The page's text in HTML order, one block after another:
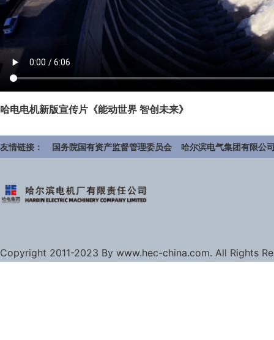
哈电电机新版宣传片《能动世界 智创未来》
友情链接： 国务院国有资产监督管理委员会 哈尔滨电气集团有限公
Copyright 2011-2023 By www.hec-china.com. All Rights